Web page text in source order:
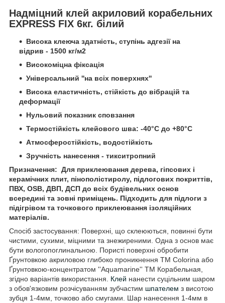
Надміцний клей акриловий корабельних
EXPRESS FIX 6кг. білий
Висока клеюча здатність, ступінь адгезії на
відрив - 1500 кг/м2
Високоміцна фіксація
Універсальний ''на всіх поверхнях''
Висока еластичність, стійкість до вібрацій та
деформації
Нульовий показник сповзання
Термостійкість клейового шва: -40°С до +80°С
Атмосферостійкість, водостійкість
Зручність нанесення - тикситропний
Призначення: Для приклеювання дерева, гіпсових і
керамічних плит, пінополістиролу, підлогових покриттів,
ПВХ, ОSВ, ДВП, ДСП до всіх будівельних основ
всередині та зовні приміщень. Підходить для підлоги з
підігрівом та точкового приклеювання ізоляційних
матеріалів.
Спосіб застосування: Поверхні, що склеюються, повинні бути
чистими, сухими, міцними та знежиреними. Одна з основ має
бути вологопоглинальною. Пористі поверхні обробити
Ґрунтовкою акриловою глибоко проникнення ТМ Colorina або
Ґрунтовкою-концентратом ''Aquamarine'' ТМ Корабельная,
згідно варіантів використання. Клей нанести суцільним шаром
з обов'язковим розчісуванням зубчастим шпателем з висотою
зубця 1-4мм, точково або смугами. Шар нанесення 1-4мм в